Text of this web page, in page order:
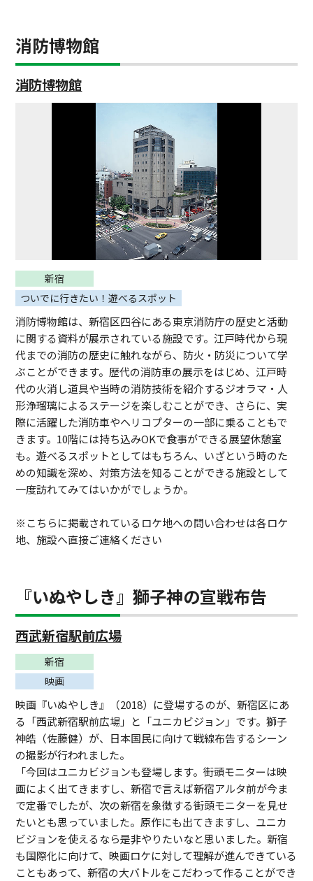
消防博物館
消防博物館
新宿
ついでに行きたい！遊べるスポット
消防博物館は、新宿区四谷にある東京消防庁の歴史と活動
に関する資料が展示されている施設です。江戸時代から現
代までの消防の歴史に触れながら、防火・防災について学
ぶことができます。歴代の消防車の展示をはじめ、江戸時
代の火消し道具や当時の消防技術を紹介するジオラマ・人
形浄瑠璃によるステージを楽しむことができ、さらに、実
際に活躍した消防車やヘリコプターの一部に乗ることもで
きます。10階には持ち込みOKで食事ができる展望休憩室
も。遊べるスポットとしてはもちろん、いざという時のた
めの知識を深め、対策方法を知ることができる施設として
一度訪れてみてはいかがでしょうか。
※こちらに掲載されているロケ地への問い合わせは各ロケ
地、施設へ直接ご連絡ください
『いぬやしき』獅子神の宣戦布告
西武新宿駅前広場
新宿
映画
映画『いぬやしき』（2018）に登場するのが、新宿区にあ
る「西武新宿駅前広場」と「ユニカビジョン」です。獅子
神皓（佐藤健）が、日本国民に向けて戦線布告するシーン
の撮影が行われました。
「今回はユニカビジョンも登場します。街頭モニターは映
画によく出てきますし、新宿で言えば新宿アルタ前が今ま
で定番でしたが、次の新宿を象徴する街頭モニターを見せ
たいとも思っていました。原作にも出てきますし、ユニカ
ビジョンを使えるなら是非やりたいなと思いました。新宿
も国際化に向けて、映画ロケに対して理解が進んできている
こともあって、新宿の大バトルをこだわって作ることができ